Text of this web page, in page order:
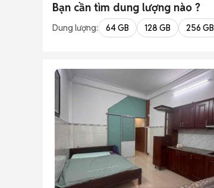
Bạn cần tìm dung lượng nào ?
Dung lượng: 64 GB 128 GB 256 GB